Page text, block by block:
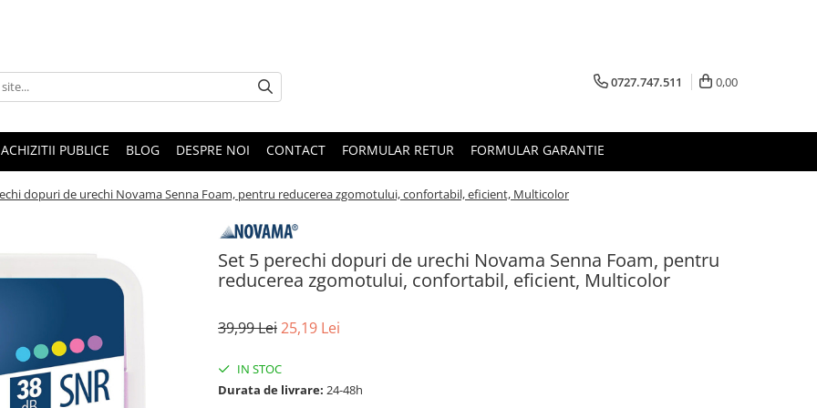
0727.747.511 0,00
ACHIZITII PUBLICE BLOG DESPRE NOI CONTACT FORMULAR RETUR FORMULAR GARANTIE
dopuri de urechi Novama Senna Foam, pentru reducerea zgomotului, confortabil, eficient, Multicolor
Set 5 perechi dopuri de urechi Novama Senna Foam, pentru
reducerea zgomotului, confortabil, eficient, Multicolor
39,99 Lei25,19 Lei
IN STOC
Durata de livrare: 24-48h